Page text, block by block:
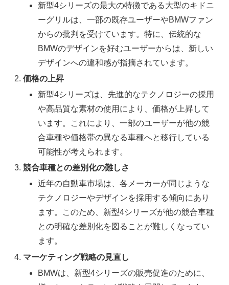
新型4シリーズの最大の特徴である大型のキドニ
ーグリルは、一部の既存ユーザーやBMWファン
からの批判を受けています。特に、伝統的な
BMWのデザインを好むユーザーからは、新しい
デザインへの違和感が指摘されています。
価格の上昇
新型4シリーズは、先進的なテクノロジーの採用
や高品質な素材の使用により、価格が上昇して
います。これにより、一部のユーザーが他の競
合車種や価格帯の異なる車種へと移行している
可能性が考えられます。
競合車種との差別化の難しさ
近年の自動車市場は、各メーカーが同じような
テクノロジーやデザインを採用する傾向にあり
ます。このため、新型4シリーズが他の競合車種
との明確な差別化を図ることが難しくなってい
ます。
マーケティング戦略の見直し
BMWは、新型4シリーズの販売促進のために、